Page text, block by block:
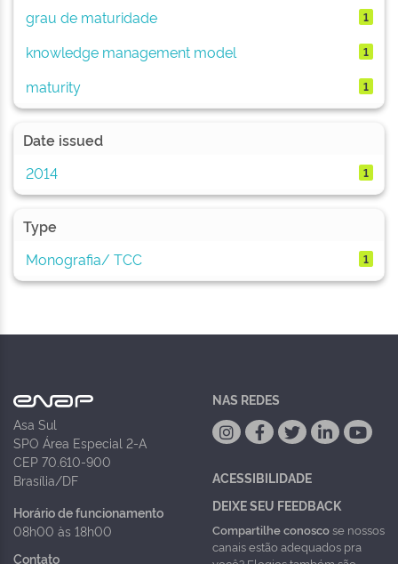
grau de maturidade 1
knowledge management model 1
maturity 1
Date issued
2014
1
Type
Monografia/ TCC
1
Asa Sul
SPO Área Especial 2-A
CEP 70.610-900
Brasília/DF
Horário de funcionamento
08h00 às 18h00
Contato
NAS REDES
ACESSIBILIDADE
DEIXE SEU FEEDBACK
Compartilhe conoscose nossos
canais estão adequados pra